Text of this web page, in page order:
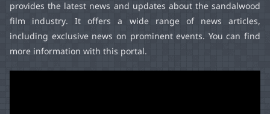
provides the latest news and updates about the sandalwood
film industry. It offers a wide range of news articles,
including exclusive news on prominent events. You can find
more information with this portal.